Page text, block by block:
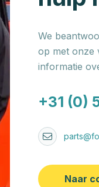
We
op met onze
informatie
+31 (0)
Naar